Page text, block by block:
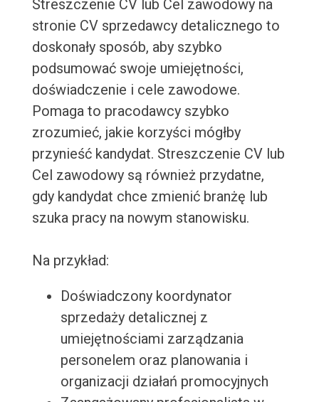
Streszczenie CV lub Cel zawodowy na
stronie CV sprzedawcy detalicznego to
doskonały sposób, aby szybko
podsumować swoje umiejętności,
doświadczenie i cele zawodowe.
Pomaga to pracodawcy szybko
zrozumieć, jakie korzyści mógłby
przynieść kandydat. Streszczenie CV lub
Cel zawodowy są również przydatne,
gdy kandydat chce zmienić branżę lub
szuka pracy na nowym stanowisku.
Na przykład:
Doświadczony koordynator
sprzedaży detalicznej z
umiejętnościami zarządzania
personelem oraz planowania i
organizacji działań promocyjnych